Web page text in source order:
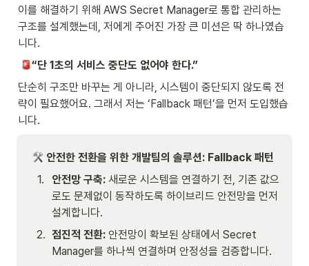
이를 해결하기 위해 AWS Secret Manager로 통합 관리하는
구조를 설계했는데, 저에게 주어진 가장 큰 미션은 딱 하나였습
니다.
“단 1초의 서비스 중단도 없어야 한다.”
단순히 구조만 바꾸는 게 아니라, 시스템이 중단되지 않도록 전
략이 필요했어요. 그래서 저는 ‘Fallback 패턴’을 먼저 도입했습
니다.
안전한 전환을 위한 개발팀의 솔루션: Fallback 패턴
1. 안전망 구축: 새로운 시스템을 연결하기 전, 기존 값으
로도 문제없이 동작하도록 하이브리드 안전망을 먼저
설계합니다.
2. 점진적 전환: 안전망이 확보된 상태에서 Secret
Manager를 하나씩 연결하며 안정성을 검증합니다.